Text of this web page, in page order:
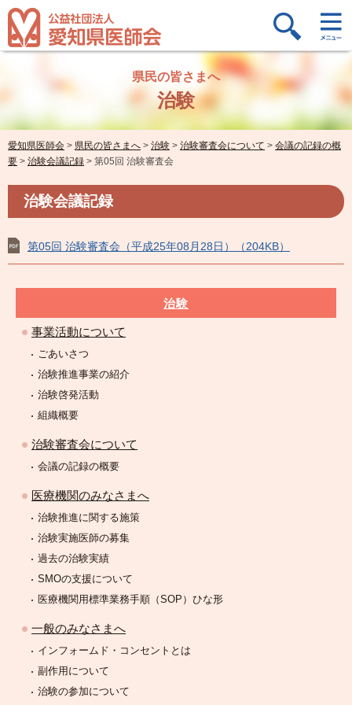
県民の皆さまへ
治験
愛知県医師会 > 県民の皆さまへ > 治験 > 治験審査会について > 会議の記録の概
要 > 治験会議記録 > 第05回 治験審査会
治験会議記録
第05回 治験審査会（平成25年08月28日）（204KB）
治験
事業活動について
ごあいさつ
治験推進事業の紹介
治験啓発活動
組織概要
治験審査会について
会議の記録の概要
医療機関のみなさまへ
治験推進に関する施策
治験実施医師の募集
過去の治験実績
SMOの支援について
医療機関用標準業務手順（SOP）ひな形
一般のみなさまへ
インフォームド・コンセントとは
副作用について
治験の参加について